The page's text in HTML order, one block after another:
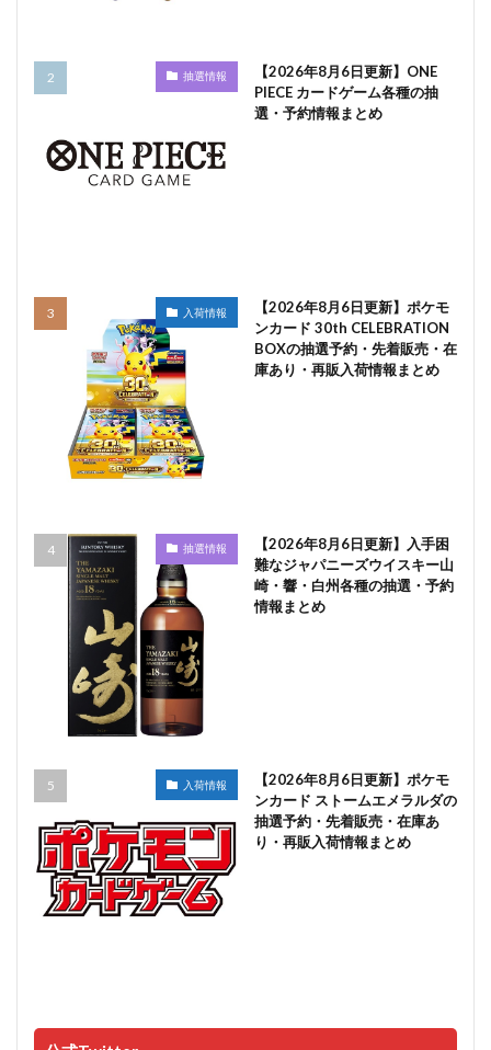
抽選情報
【2026年8月6日更新】ONE
PIECE カードゲーム各種の抽
選・予約情報まとめ
入荷情報
【2026年8月6日更新】ポケモ
ンカード 30th CELEBRATION
BOXの抽選予約・先着販売・在
庫あり・再販入荷情報まとめ
抽選情報
【2026年8月6日更新】入手困
難なジャパニーズウイスキー山
崎・響・白州各種の抽選・予約
情報まとめ
入荷情報
【2026年8月6日更新】ポケモ
ンカード ストームエメラルダの
抽選予約・先着販売・在庫あ
り・再販入荷情報まとめ